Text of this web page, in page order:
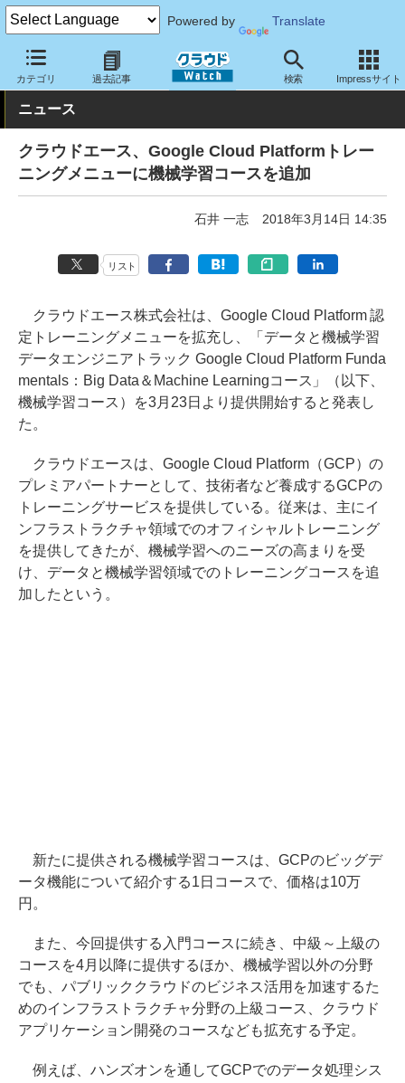
Powered by Translate
カテゴリ 過去記事 検索 Impressサイト
クラウド Watch サービス・ソフト サービス 教育・トレーニン
ニュース
クラウドエース、Google Cloud Platformトレー
ニングメニューに機械学習コースを追加
石井 一志 2018年3月14日 14:35
リスト
クラウドエース株式会社は、Google Cloud Platform 認
定トレーニングメニューを拡充し、「データと機械学習
データエンジニアトラック Google Cloud Platform Funda
mentals：Big Data＆Machine Learningコース」（以下、
機械学習コース）を3月23日より提供開始すると発表し
た。
クラウドエースは、Google Cloud Platform（GCP）の
プレミアパートナーとして、技術者など養成するGCPの
トレーニングサービスを提供している。従来は、主にイ
ンフラストラクチャ領域でのオフィシャルトレーニング
を提供してきたが、機械学習へのニーズの高まりを受
け、データと機械学習領域でのトレーニングコースを追
加したという。
新たに提供される機械学習コースは、GCPのビッグデ
ータ機能について紹介する1日コースで、価格は10万
円。
また、今回提供する入門コースに続き、中級～上級の
コースを4月以降に提供するほか、機械学習以外の分野
でも、パブリッククラウドのビジネス活用を加速するた
めのインフラストラクチャ分野の上級コース、クラウド
アプリケーション開発のコースなども拡充する予定。
例えば、ハンズオンを通してGCPでのデータ処理シス